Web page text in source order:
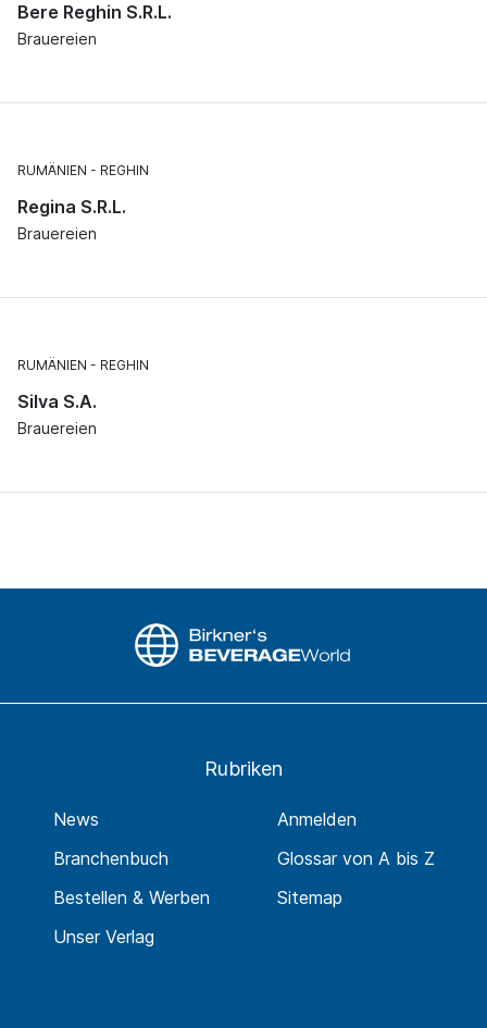
Bere Reghin S.R.L.
Brauereien
RUMÄNIEN REGHIN
Regina S.R.L.
Brauereien
RUMÄNIEN REGHIN
Silva S.A.
Brauereien
Rubriken
News
Branchenbuch
Bestellen & Werben
Unser Verlag
Anmelden
Glossar von A bis Z
Sitemap